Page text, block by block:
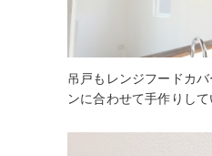
吊戸もレンジフードカ
ンに合わせて手作りして